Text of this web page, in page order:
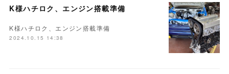
K様ハチロク、エンジン搭載準備
K様ハチロク、エンジン搭載準備
2024.10.15 14:38